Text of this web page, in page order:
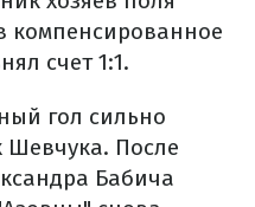
компенсированное
счет 1:1.
гол сильно
Шевчука. После
Бабича